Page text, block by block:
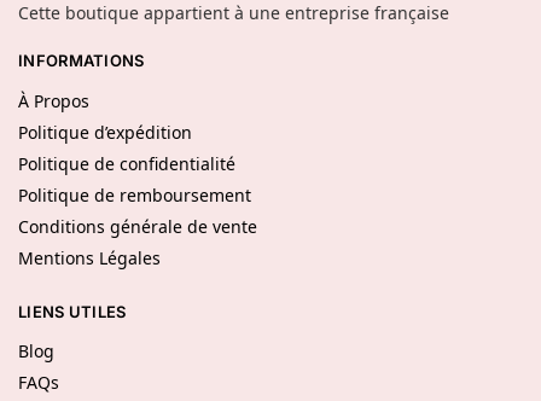
Cette boutique appartient à une entreprise française
INFORMATIONS
À Propos
Politique d’expédition
Politique de confidentialité
Politique de remboursement
Conditions générale de vente
Mentions Légales
LIENS UTILES
Blog
FAQs